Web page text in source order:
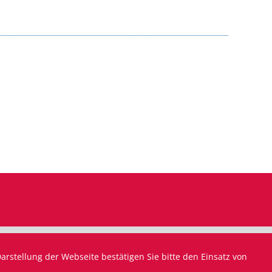
Datenschutz
der Webseite bestätigen Sie bitte den Einsatz von